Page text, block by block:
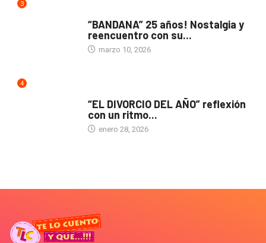
3
“BANDANA” 25 años! Nostalgia y
reencuentro con su...
marzo 10, 2026
4
“EL DIVORCIO DEL AÑO” reflexión
con un ritmo...
enero 28, 2026